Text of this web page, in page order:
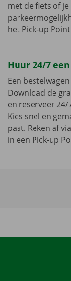
met de fiets of je
het Pick-up Point.
Huur 24/7
Een
Download de
en reserveer
Kies snel en
past. Reken af
in een Pick-up